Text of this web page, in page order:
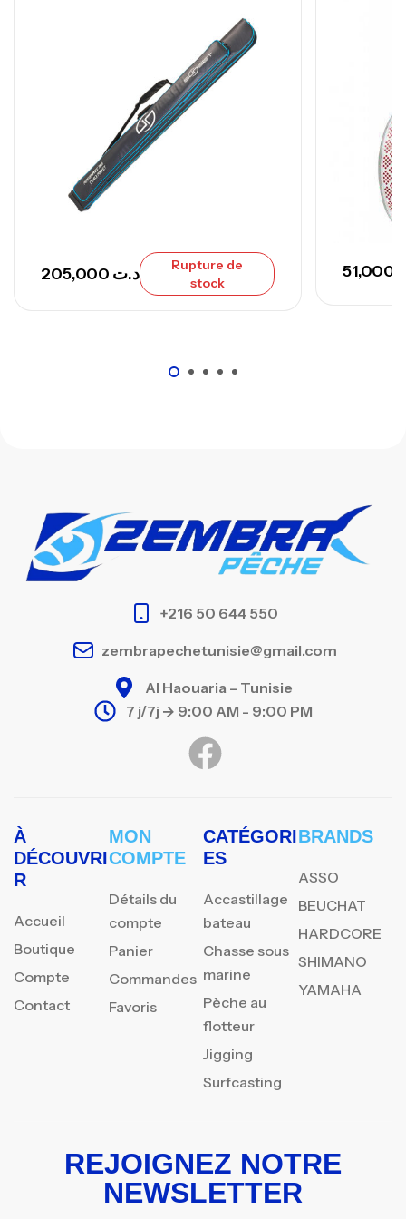
Canne Sunset Secret Cove 420 Cm 100
Surfcasting
د.ت748,000
د.ت673,000
د.ت
Rupture de
stock
+216 50 644 550
zembrapechetunisie@gmail.com
Al Haouaria – Tunisie
7 j/7j -> 9:00 AM - 9:00 PM
À
DÉCOUVRI
R
Accueil
Boutique
Compte
Contact
MON
COMPTE
Détails du
compte
Panier
Commandes
Favoris
CATÉGORI
ES
Accastillage
bateau
Chasse sous
marine
Pèche au
flotteur
Jigging
Surfcasting
BRANDS
ASSO
BEUCHAT
HARDCORE
SHIMANO
YAMAHA
REJOIGNEZ NOTRE
NEWSLETTER